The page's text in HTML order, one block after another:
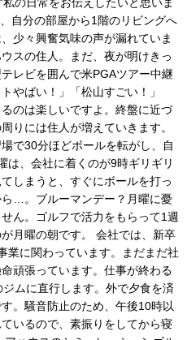
の日常をお伝えしたいと思いま
自分の部屋から1階のリビングへ
少々興奮気味の声が漏れていま
スの住人。まだ、夜が明けきっ
レビを囲んで米PGAツアー中継
やばい！」「松山すごい！」
のは楽しいですよ。終盤に近づ
りには住人が増えていきます。
で30分ほどボールを転がし、自
は、会社に着くのが9時ギリギリ
しまうと、すぐにボールを打っ
…。ブルーマンデー？月曜に憂
ん。ゴルフで活力をもらって1週
月曜の朝です。 会社では、新卒
業に関わっています。まだまだ社
頑張っています。仕事が終わる
ムに直行します。外で夕食を済
。騒音防止のため、午後10時以
いるので、素振りをしてから寝